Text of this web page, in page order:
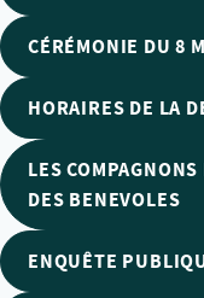
CÉRÉMONIE DU 8
HORAIRES DE LA
LES
DES BENEVOLES
ENQUÊTE